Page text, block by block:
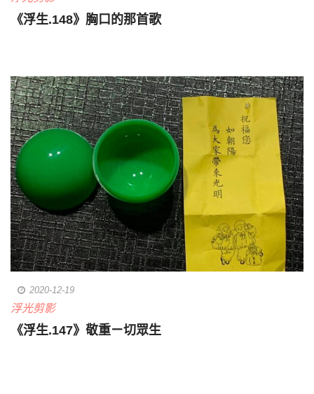
《浮生.148》胸口的那首歌
2020-12-19
浮光剪影
《浮生.147》敬重ㄧ切眾生